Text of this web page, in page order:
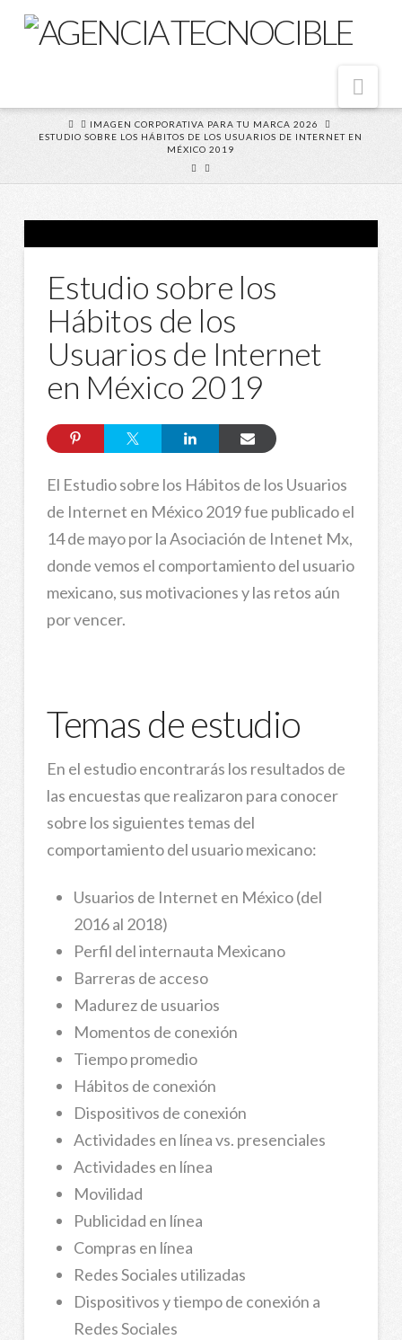
HOMEIMAGEN CORPORATIVA PARA TU MARCA 2026
ESTUDIO SOBRE LOS HÁBITOS DE LOS USUARIOS DE INTERNET EN
MÉXICO 2019
Estudio sobre los
Hábitos de los
Usuarios de Internet
en México 2019
El Estudio sobre los Hábitos de los Usuarios
de Internet en México 2019 fue publicado el
14 de mayo por la Asociación de Intenet Mx,
donde vemos el comportamiento del usuario
mexicano, sus motivaciones y las retos aún
por vencer.
Temas de estudio
En el estudio encontrarás los resultados de
las encuestas que realizaron para conocer
sobre los siguientes temas del
comportamiento del usuario mexicano:
Usuarios de Internet en México (del
2016 al 2018)
Perfil del internauta Mexicano
Barreras de acceso
Madurez de usuarios
Momentos de conexión
Tiempo promedio
Hábitos de conexión
Dispositivos de conexión
Actividades en línea vs. presenciales
Actividades en línea
Movilidad
Publicidad en línea
Compras en línea
Redes Sociales utilizadas
Dispositivos y tiempo de conexión a
Redes Sociales